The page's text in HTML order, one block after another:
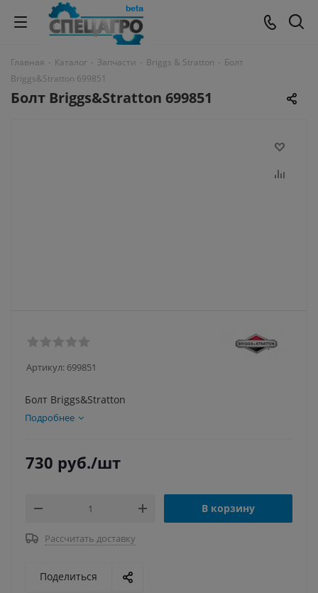
Главная - Каталог - Запчасти - Briggs & Stratton - Болт
Briggs&Stratton 699851
Болт Briggs&Stratton 699851
Артикул: 699851
Болт Briggs&Stratton
Подробнее
730 руб./шт
В корзину
Рассчитать доставку
Поделиться